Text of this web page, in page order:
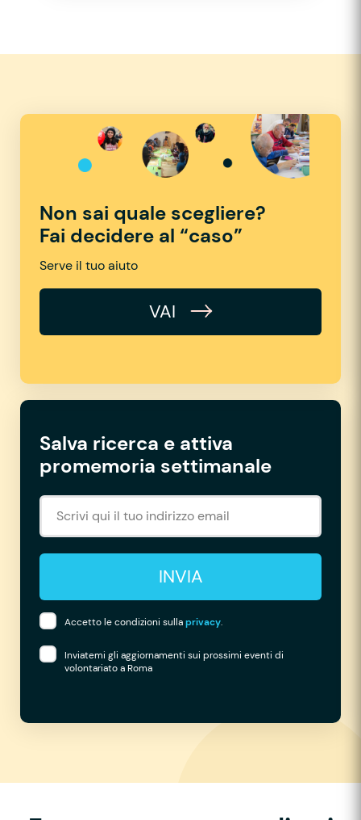
Non sai quale scegliere?
Fai decidere al “caso”
Serve il tuo aiuto
VAI
Salva ricerca e attiva
promemoria settimanale
INVIA
Accetto le condizioni sullaprivacy.
Inviatemi gli aggiornamenti sui prossimi eventi di
volontariato a Roma